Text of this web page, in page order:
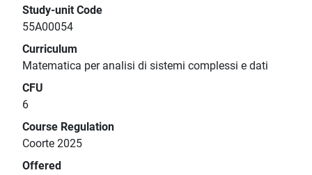
Study-unit Code
55A00054
Curriculum
Matematica per analisi di sistemi complessi e dati
CFU
6
Course Regulation
Coorte 2025
Offered